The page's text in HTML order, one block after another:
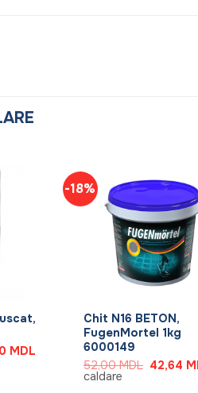
MDL
163,80 MDL.
-18%
Chit N16 BETON,
FugenMortel 1kg
6000149
52,00MDL Prețul
inițial
42,64
caldare